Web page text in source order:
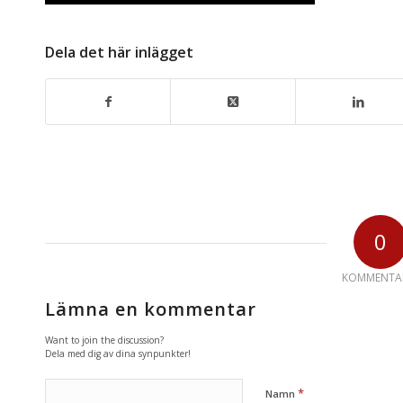
Dela det här inlägget
0
Lämna en kommentar
Want to join the discussion?
Dela med dig av dina synpunkter!
Namn *